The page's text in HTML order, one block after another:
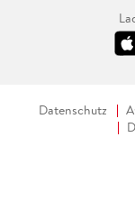
Datenschutz